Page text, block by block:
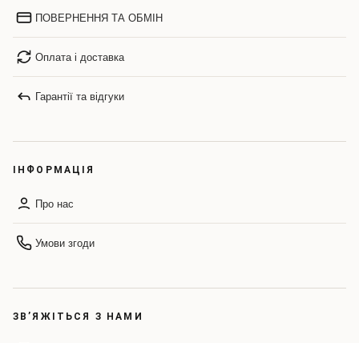
ПОВЕРНЕННЯ ТА ОБМІН
Оплата і доставка
Гарантії та відгуки
ІНФОРМАЦІЯ
Про нас
Умови згоди
ЗВ’ЯЖІТЬСЯ З НАМИ